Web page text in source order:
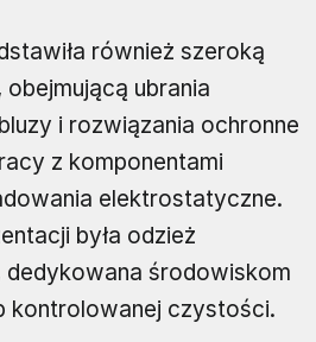
również szeroką
obejmującą ubrania
i rozwiązania ochronne
z komponentami
elektrostatyczne.
była odzież
dedykowana środowiskom
kontrolowanej czystości.